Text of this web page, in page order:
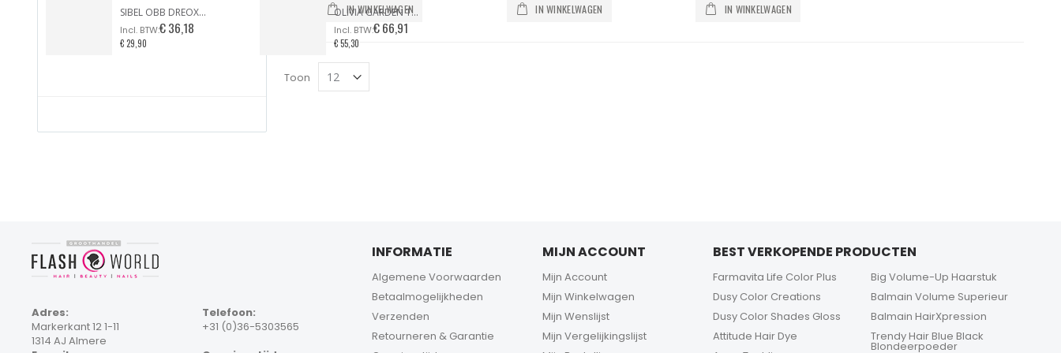
IN WINKELWAGEN IN WINKELWAGEN IN WINKELWAGEN
Toon
SIBEL OBB DREOX FÖHN PURPLE TONIC LIMITED EDITION
€ 36,18
€ 29,90
OLIVIA GARDEN THINK PINK NANOTHERMIC BORSTEL SET (4 STUKS)
€ 66,91
€ 55,30
Adres:
Markerkant 12 1-11
1314 AJ Almere
Telefoon:
+31 (0)36-5303565
INFORMATIE
Algemene Voorwaarden
Betaalmogelijkheden
Verzenden
Retourneren & Garantie
MIJN ACCOUNT
Mijn Account
Mijn Winkelwagen
Mijn Wenslijst
Mijn Vergelijkingslijst
BEST VERKOPENDE PRODUCTEN
Farmavita Life Color Plus
Dusy Color Creations
Dusy Color Shades Gloss
Attitude Hair Dye
Big Volume-Up Haarstuk
Balmain Volume Superieur
Balmain HairXpression
Trendy Hair Blue Black
Blondeerpoeder